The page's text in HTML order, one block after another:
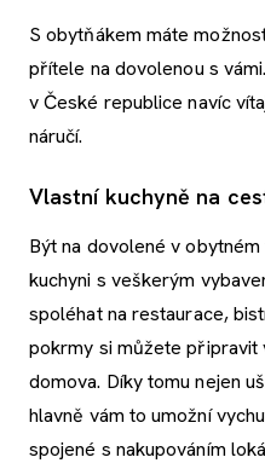
S obytňákem máte
přítele na dovolenou s
v České republice navíc
náručí.
Vlastní kuchyně na
Být na dovolené v
kuchyni s veškerým
spoléhat na restaurace,
pokrmy si můžete připravit
domova. Díky tomu nejen
hlavně vám to umožní
spojené s nakupováním